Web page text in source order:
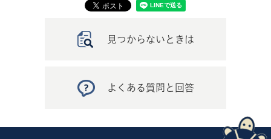
見つからないときは
よくある質問と回答